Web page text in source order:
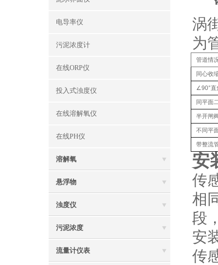
电导率仪
污泥浓度计
在线ORP仪
投入式浊度仪
在线溶解氧仪
在线PH仪
溶解氧
悬浮物
浊度仪
污泥浓度
流量计仪表
涡
为
管道情
同心收
∠90°直
同平面
半开闸
不同平
带整流
安
传
相
段
安
传